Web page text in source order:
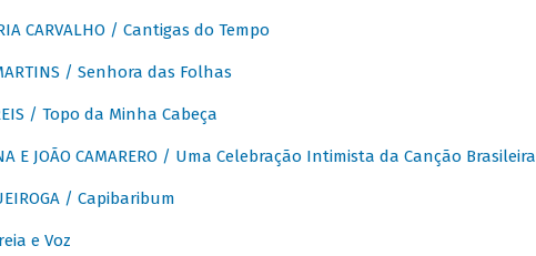
CARVALHO / Cantigas do Tempo
/ Senhora das Folhas
/ Topo da Minha Cabeça
E JOÃO CAMARERO / Uma Celebração Intimista da Canção Brasileira
/ Capibaribum
e Voz